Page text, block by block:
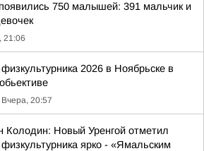
750 малышей: 391 мальчик и
21:06
2026 в Ноябрьске в
Вчера, 20:57
Колодин: Новый Уренгой отметил
ярко - «Ямальским